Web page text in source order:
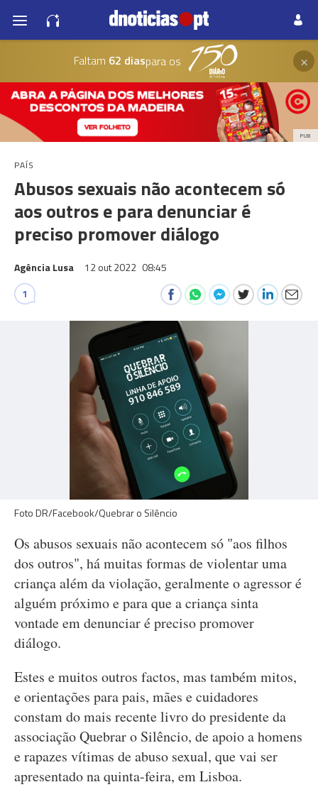
Faltam 62 diaspara os ×
PUB
PAÍS
Abusos sexuais não acontecem só
aos outros e para denunciar é
preciso promover diálogo
Agência Lusa 12 out 2022 08:45
1
Foto DR/Facebook/Quebrar o Silêncio
Os abusos sexuais não acontecem só "aos filhos
dos outros", há muitas formas de violentar uma
criança além da violação, geralmente o agressor é
alguém próximo e para que a criança sinta
vontade em denunciar é preciso promover
diálogo.
Estes e muitos outros factos, mas também mitos,
e orientações para pais, mães e cuidadores
constam do mais recente livro do presidente da
associação Quebrar o Silêncio, de apoio a homens
e rapazes vítimas de abuso sexual, que vai ser
apresentado na quinta-feira, em Lisboa.